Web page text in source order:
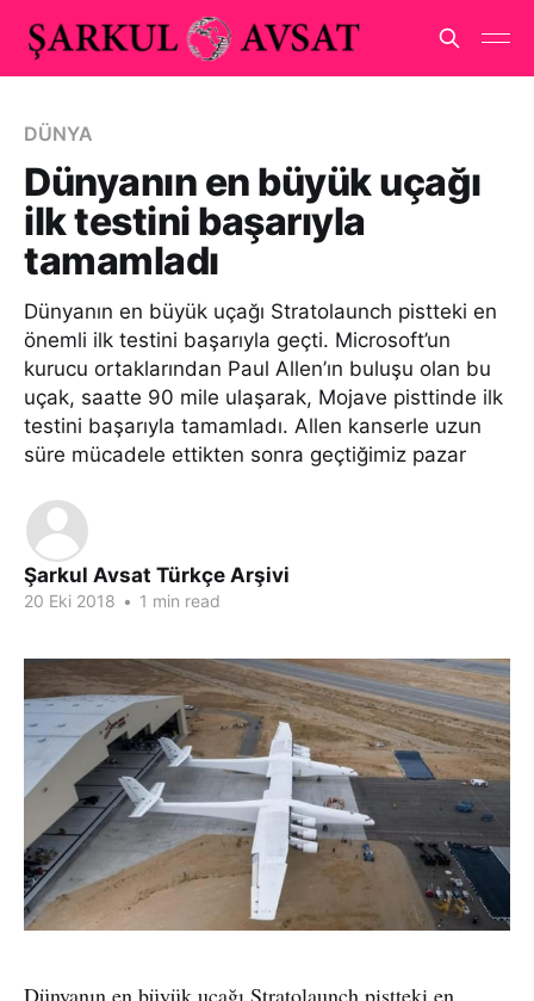
DÜNYA
Dünyanın en büyük uçağı
ilk testini başarıyla
tamamladı
Dünyanın en büyük uçağı Stratolaunch pistteki en
önemli ilk testini başarıyla geçti. Microsoft’un
kurucu ortaklarından Paul Allen’ın buluşu olan bu
uçak, saatte 90 mile ulaşarak, Mojave pisttinde ilk
testini başarıyla tamamladı. Allen kanserle uzun
süre mücadele ettikten sonra geçtiğimiz pazar
Şarkul Avsat Türkçe Arşivi
20 Eki 2018 • 1 min read
Dünyanın en büyük uçağı Stratolaunch pistteki en